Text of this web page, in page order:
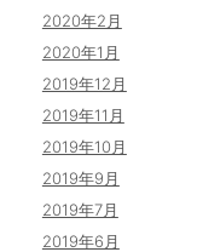
2020年2月
2020年1月
2019年12月
2019年11月
2019年10月
2019年9月
2019年7月
2019年6月